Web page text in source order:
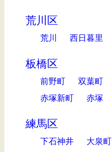
荒川区
荒川 西日暮里
板橋区
前野町 双葉町
赤塚新町
赤塚
練馬区
下石神井 大泉町